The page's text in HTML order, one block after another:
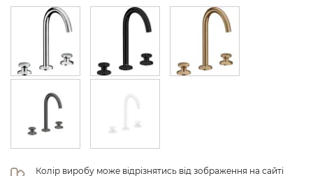
Колір виробу може відрізнятись від зображення на сайті